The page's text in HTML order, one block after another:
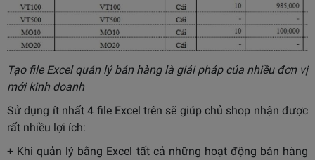
Tạo file Excel quản lý bán hàng là giải pháp của nhiều đơn vị
mới kinh doanh
Sử dụng ít nhất 4 file Excel trên sẽ giúp chủ shop nhận được
rất nhiều lợi ích:
+ Khi quản lý bằng Excel tất cả những hoạt động bán hàng